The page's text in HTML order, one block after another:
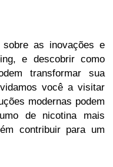
as inovações e
e descobrir como
transformar sua
você a visitar
modernas podem
de nicotina mais
contribuir para um